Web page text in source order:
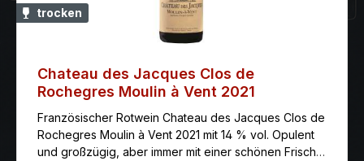
trocken
Chateau des Jacques Clos de
Rochegres Moulin à Vent 2021
Französischer Rotwein Chateau des Jacques Clos de
Rochegres Moulin à Vent 2021 mit 14 % vol. Opulent
und großzügig, aber immer mit einer schönen Frische